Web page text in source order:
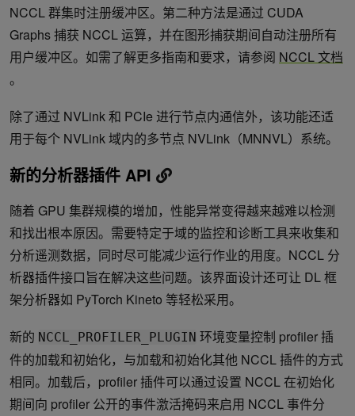
NCCL 群集时注册缓冲区。第二种方法是通过 CUDA
Graphs 捕获 NCCL 运算，并在图形捕获期间自动注册所有
用户缓冲区。如需了解更多指南和要求，请参阅 NCCL 文档
。
除了通过 NVLink 和 PCIe 进行节点内通信外，该功能还适
用于每个 NVLink 域内的多节点 NVLink（MNNVL）系统。
新的分析器插件 API
随着 GPU 集群规模的增加，性能异常变得越来越难以检测
和找出根本原因。需要特定于域的监控和诊断工具来收集和
分析遥测数据，同时尽可能减少运行作业的用度。NCCL 分
析器插件接口旨在解决这些问题。该界面设计还可让 DL 框
架分析器如 PyTorch Kineto 等轻松采用。
新的 NCCL_PROFILER_PLUGIN 环境变量控制 profiler 插
件的加载和初始化，与加载和初始化其他 NCCL 插件的方式
相同。加载后，profiler 插件可以通过设置 NCCL 在初始化
期间向 profiler 公开的事件激活掩码来启用 NCCL 事件分